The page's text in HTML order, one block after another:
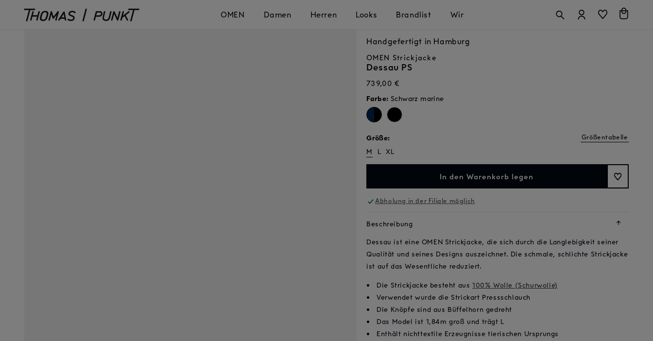
zum
Inhalt
OMEN Damen Herren Looks Brandlist Wir AnmeldenWarenkorb
Handgefertigt in Hamburg
OMEN Strickjacke
Dessau PS
Normaler
739,00 €
Farbe: Schwarz marine
Größentabelle
Größe:
M
L XL
In den Warenkorb legen
Abholung in der Filiale möglich
Beschreibung ↓
Dessau ist eine OMEN Strickjacke, die sich durch die Langlebigkeit seiner
Qualität und seines Designs auszeichnet. Die schmale, schlichte Strickjacke
ist auf das Wesentliche reduziert.
Die Strickjacke besteht aus 100% Wolle (Schurwolle)
Verwendet wurde die Strickart Pressschlauch
Die Knöpfe sind aus Büffelhorn gedreht
Das Model ist 1,84m groß und trägt L
Enthält nichttextile Erzeugnisse tierischen Ursprungs